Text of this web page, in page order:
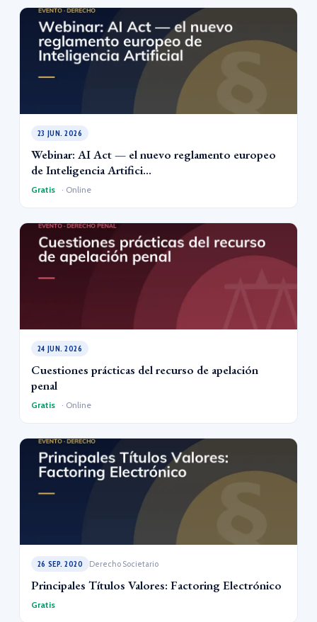
23 JUN. 2026
Webinar: AI Act — el nuevo reglamento europeo
de Inteligencia Artifici...
Gratis · Online
24 JUN. 2026
Cuestiones prácticas del recurso de apelación
penal
Gratis · Online
26 SEP. 2020 Derecho Societario
Principales Títulos Valores: Factoring Electrónico
Gratis